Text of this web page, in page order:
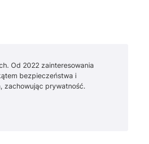
Od 2022 zainteresowania
bezpieczeństwa i
zachowując prywatność.